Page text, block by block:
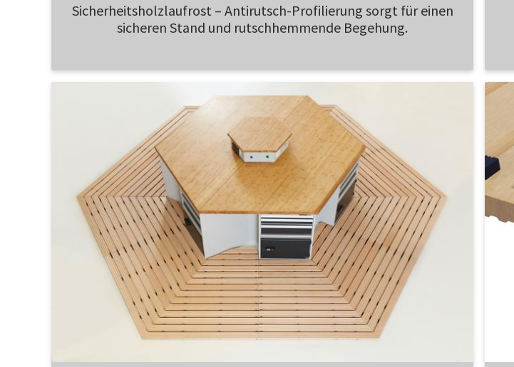
Sicherheitsholzlaufrost – Antirutsch-Profilierung sorgt für einen
sicheren Stand und rutschhemmende Begehung.